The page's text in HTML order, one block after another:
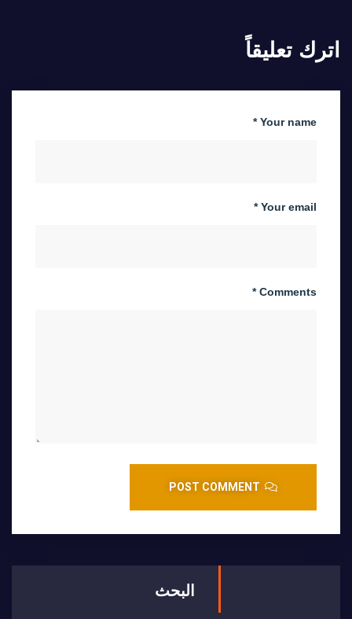
اترك تعليقاً
Your name *
Your email *
Comments *
البحث